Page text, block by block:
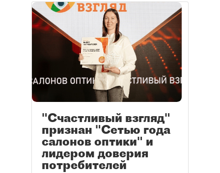
"Счастливый взгляд"
признан "Сетью года
салонов оптики" и
лидером доверия
потребителей